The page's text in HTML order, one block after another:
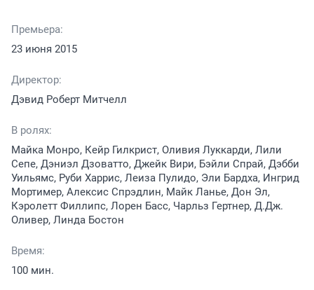
Премьера:
23 июня 2015
Директор:
Дэвид Роберт Митчелл
В ролях:
Майка Монро, Кейр Гилкрист, Оливия Луккарди, Лили
Сепе, Дэниэл Дзоватто, Джейк Вири, Бэйли Спрай, Дэбби
Уильямс, Руби Харрис, Леиза Пулидо, Эли Бардха, Ингрид
Мортимер, Алексис Спрэдлин, Майк Ланье, Дон Эл,
Кэролетт Филлипс, Лорен Басс, Чарльз Гертнер, Д.Дж.
Оливер, Линда Бостон
Время:
100 мин.